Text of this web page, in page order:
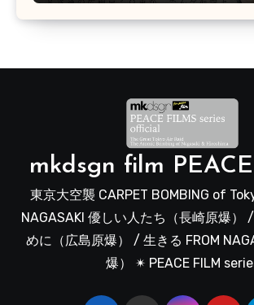
mkdsgn film
東京大空襲 CARPET BOMBING of
NAGASAKI 優しい人たち（長崎原爆）
めに（広島原爆） / 生きる FROM
爆） ✴︎ PEACE FILM